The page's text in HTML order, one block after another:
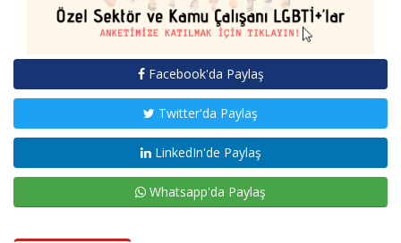
Facebook'da Paylaş
Twitter'da Paylaş
LinkedIn'de Paylaş
Whatsapp'da Paylaş